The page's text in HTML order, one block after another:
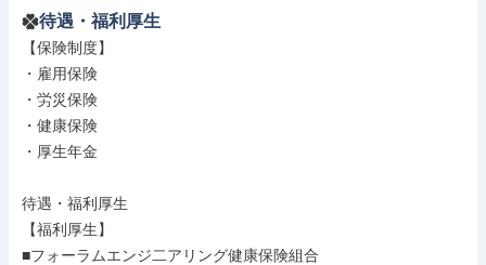
待遇・福利厚生
【保険制度】
・雇用保険
・労災保険
・健康保険
・厚生年金
待遇・福利厚生
【福利厚生】
■フォーラムエンジ二アリング健康保険組合